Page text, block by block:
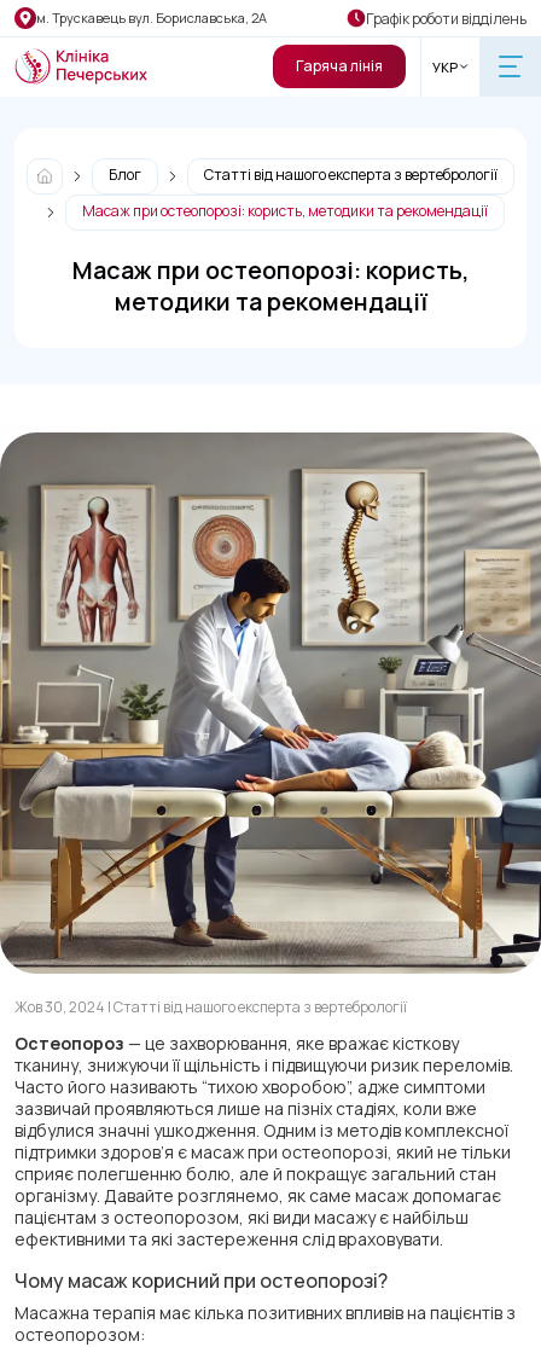
м. Трускавець вул. Бориславська, 2А Графік роботи відділень
Гаряча лінія УКР
Блог
Статті від нашого експерта з вертебрології
Масаж при остеопорозі: користь, методики та рекомендації
Масаж при остеопорозі: користь,
методики та рекомендації
Жов 30, 2024 | Статті від нашого експерта з вертебрології
Остеопороз — це захворювання, яке вражає кісткову
тканину, знижуючи її щільність і підвищуючи ризик переломів.
Часто його називають “тихою хворобою”, адже симптоми
зазвичай проявляються лише на пізніх стадіях, коли вже
відбулися значні ушкодження. Одним із методів комплексної
підтримки здоров’я є масаж при остеопорозі, який не тільки
сприяє полегшенню болю, але й покращує загальний стан
організму. Давайте розглянемо, як саме масаж допомагає
пацієнтам з остеопорозом, які види масажу є найбільш
ефективними та які застереження слід враховувати.
Чому масаж корисний при остеопорозі?
Масажна терапія має кілька позитивних впливів на пацієнтів з
остеопорозом: